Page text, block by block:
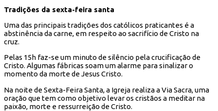
Tradições da sexta-feira santa
Uma das principais tradições dos católicos praticantes é a
abstinência da carne, em respeito ao sacrifício de Cristo na
cruz.
Pelas 15h faz-se um minuto de silêncio pela crucificação de
Cristo. Algumas fábricas soam um alarme para sinalizar o
momento da morte de Jesus Cristo.
Na noite de Sexta-Feira Santa, a Igreja realiza a Via Sacra, uma
oração que tem como objetivo levar os cristãos a meditar na
paixão, morte e ressurreição de Cristo.